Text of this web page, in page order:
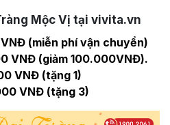
Mộc Vị tại vivita.vn
(miễn phí vận chuyển)
VNĐ (giảm 100.000VNĐ).
VNĐ (tặng 1)
VNĐ (tặng 3)